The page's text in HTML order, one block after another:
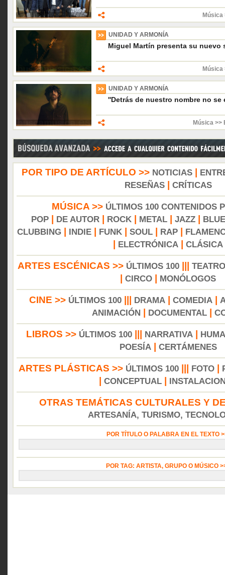
Música
UNIDAD Y ARMONÍA
Miguel Martín presenta su nuevo
Música
UNIDAD Y ARMONÍA
''Detrás de nuestro nombre no
Música >>
POR TIPO DE ARTÍCULO >> NOTICIAS|
RESEÑAS| CRÍTICAS
MÚSICA >> ÚLTIMOS 100 CONTENIDOS
POP
DE AUTOR ROCK METAL JAZZ
CLUBBING
INDIE FUNK SOUL RAP
ELECTRÓNICA CLÁSICA
ARTES ESCÉNICAS >> ÚLTIMOS 100||| TEATRO
CIRCO MONÓLOGOS
CINE >> ÚLTIMOS 100 DRAMA COMEDIA
ANIMACIÓN
DOCUMENTAL|
LIBROS >> ÚLTIMOS 100 NARRATIVA
POESÍA| CERTÁMENES
ARTES PLÁSTICAS >> ÚLTIMOS 100 FOTO
CONCEPTUAL
OTRAS TEMÁTICAS CULTURALES Y
ARTESANÍA, TURISMO,
POR TÍTULO O PALABRA EN EL TEXTO
POR TAG: ARTISTA, GRUPO O MÚSICO